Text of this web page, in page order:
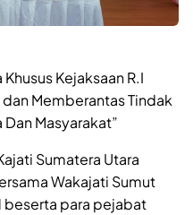
Kejaksaan R.I
Memberantas Tindak
Masyarakat”
Sumatera Utara
Wakajati Sumut
beserta para pejabat